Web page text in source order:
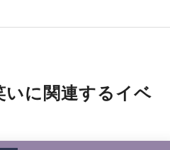
いに関連するイベ